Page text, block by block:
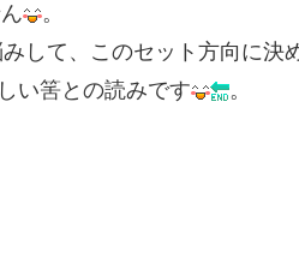
。
して、このセット方向に決
い筈との読みです
。